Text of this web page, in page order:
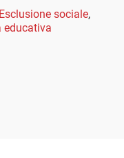
Esclusione sociale,
educativa